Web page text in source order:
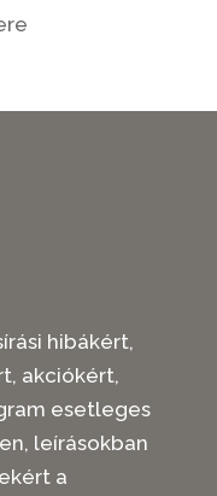
hibákért,
akciókért,
esetleges
leírásokban
a